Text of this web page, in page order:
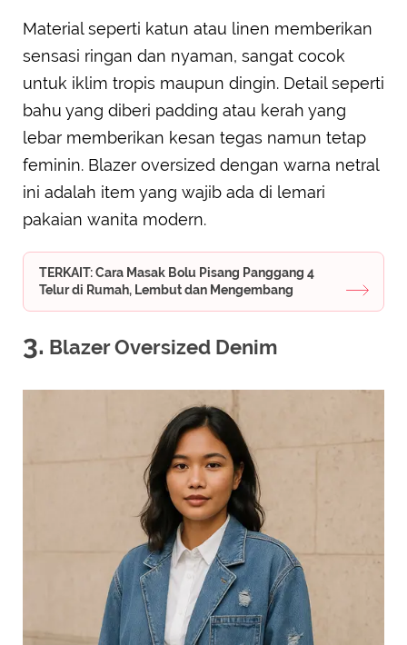
Material seperti katun atau linen memberikan
sensasi ringan dan nyaman, sangat cocok
untuk iklim tropis maupun dingin. Detail seperti
bahu yang diberi padding atau kerah yang
lebar memberikan kesan tegas namun tetap
feminin. Blazer oversized dengan warna netral
ini adalah item yang wajib ada di lemari
pakaian wanita modern.
TERKAIT: Cara Masak Bolu Pisang Panggang 4
Telur di Rumah, Lembut dan Mengembang
3. Blazer Oversized Denim